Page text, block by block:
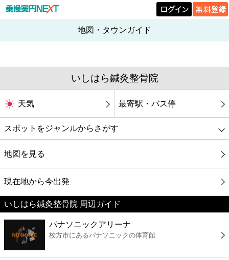
地図・タウンガイド
いしはら鍼灸整骨院
天気 最寄駅・バス停
スポットをジャンルからさがす
グルメ
映画
美容
コンビニ
地図を見る
現在地から今出発
いしはら鍼灸整骨院 周辺ガイド
パナソニックアリーナ
枚方市にあるパナソニックの体育館